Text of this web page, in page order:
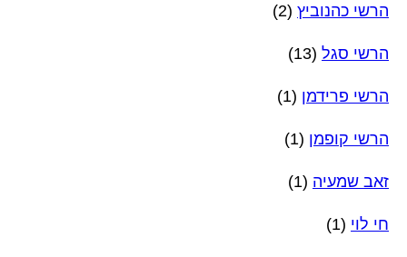
הרשי כהנוביץ (2)
הרשי סגל (13)
הרשי פרידמן (1)
הרשי קופמן (1)
זאב שמעיה (1)
חי לוי (1)